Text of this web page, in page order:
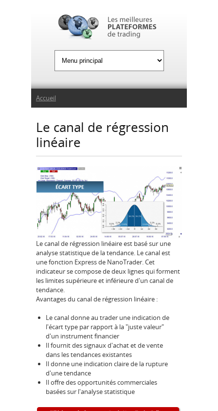
Vous êtes ici
Accueil
Le canal de régression
linéaire
Le canal de régression linéaire est basé sur une
analyse statistique de la tendance. Le canal est
une fonction Express de NanoTrader. Cet
indicateur se compose de deux lignes qui forment
les limites supérieure et inférieure d'un canal de
tendance.
Avantages du canal de régression linéaire :
Le canal donne au trader une indication de
l'écart type par rapport à la "juste valeur"
d'un instrument financier
Il fournit des signaux d'achat et de vente
dans les tendances existantes
Il donne une indication claire de la rupture
d'une tendance
Il offre des opportunités commerciales
basées sur l'analyse statistique